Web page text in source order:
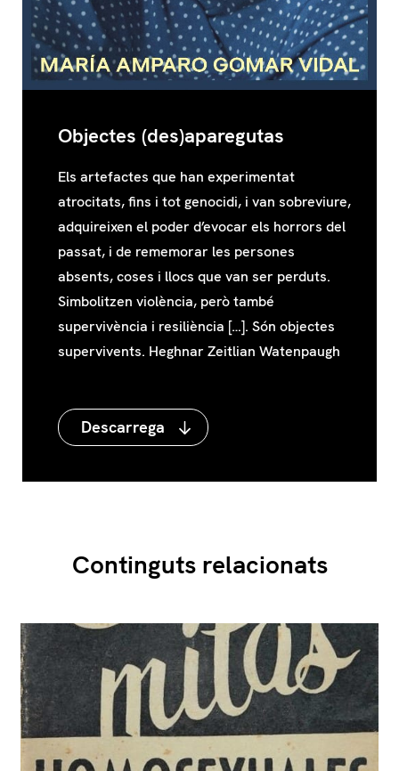
Objectes (des)aparegutas
Els artefactes que han experimentat
atrocitats, fins i tot genocidi, i van sobreviure,
adquireixen el poder d’evocar els horrors del
passat, i de rememorar les persones
absents, coses i llocs que van ser perduts.
Simbolitzen violència, però també
supervivència i resiliència […]. Són objectes
supervivents. Heghnar Zeitlian Watenpaugh
Descarrega
Continguts relacionats